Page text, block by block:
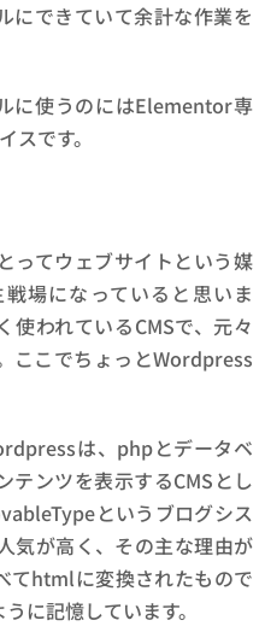
にできていて余計な作業を
に使うのにはElementor専
です。
ってウェブサイトという媒
場になっていると思いま
われているCMSで、元々
ここでちょっとWordpress
は、phpとデータベ
テンツを表示するCMSとし
というブログシス
気が高く、その主な理由が
てhtmlに変換されたもので
に記憶しています。